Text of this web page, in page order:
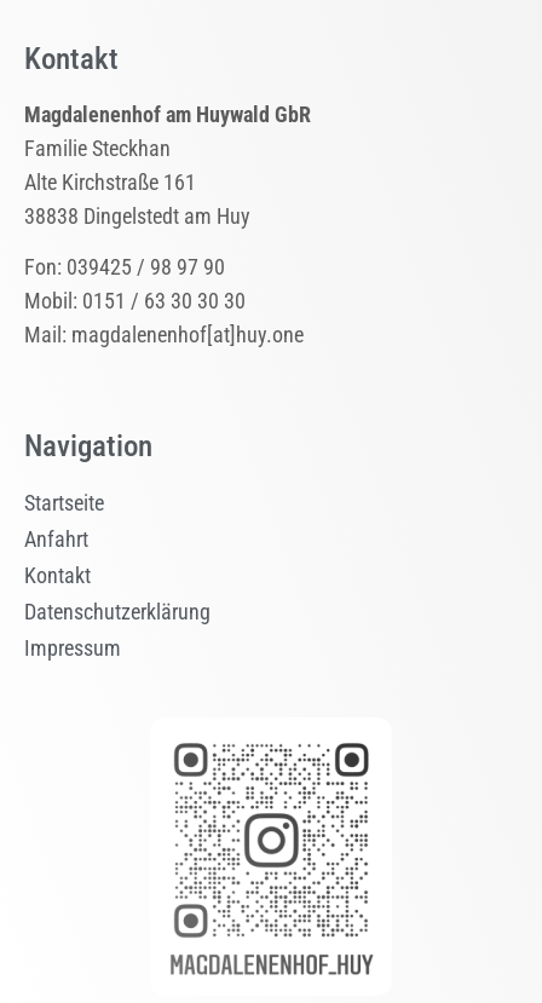
Kontakt
Magdalenenhof am Huywald GbR
Familie Steckhan
Alte Kirchstraße 161
38838 Dingelstedt am Huy
Fon: 039425 / 98 97 90
Mobil: 0151 / 63 30 30 30
Mail: magdalenenhof[at]huy.one
Navigation
Startseite
Anfahrt
Kontakt
Datenschutzerklärung
Impressum